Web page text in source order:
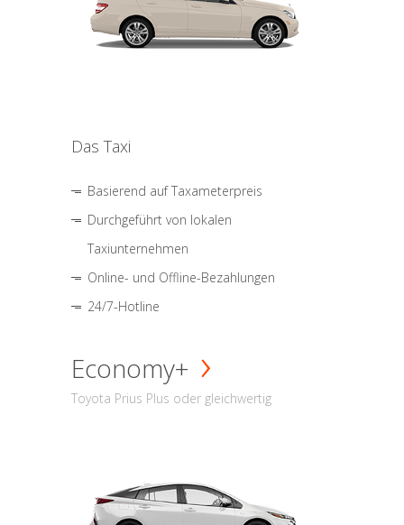
Das Taxi
Basierend auf Taxameterpreis
Durchgeführt von lokalen
Taxiunternehmen
Online- und Offline-Bezahlungen
24/7-Hotline
Economy+
Toyota Prius Plus oder gleichwertig